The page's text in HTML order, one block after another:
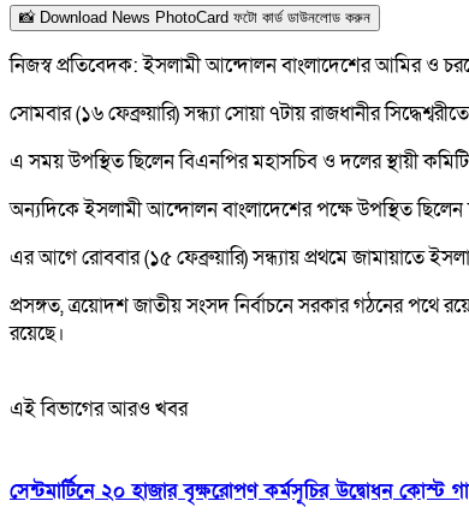
📸 Download News PhotoCard ফটো কার্ড ডাউনলোড করুন
নিজস্ব প্রতিবেদক: ইসলামী আন্দোলন বাংলাদেশের আমির ও
সোমবার (১৬ ফেব্রুয়ারি) সন্ধ্যা সোয়া ৭টায় রাজধানীর
এ সময় উপস্থিত ছিলেন বিএনপির মহাসচিব ও দলের স্থায়ী
অন্যদিকে ইসলামী আন্দোলন বাংলাদেশের পক্ষে উপস্থিত
এর আগে রোববার (১৫ ফেব্রুয়ারি) সন্ধ্যায় প্রথমে জামায়াতে
প্রসঙ্গত, ত্রয়োদশ জাতীয় সংসদ নির্বাচনে সরকার গঠনের পথে
রয়েছে।
এই বিভাগের আরও খবর
সেন্টমার্টিনে ২০ হাজার বৃক্ষরোপণ কর্মসূচির উদ্বোধন কোস্ট